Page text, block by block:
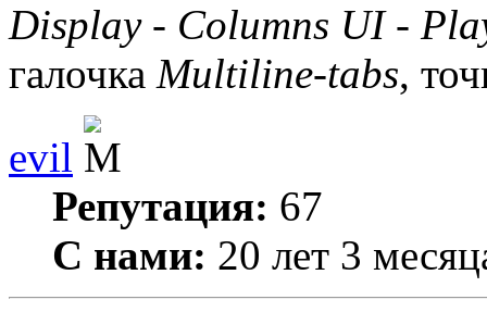
Display - Columns UI -
галочка Multiline-tabs,
evil
Репутация: 67
С нами: 20 лет 3